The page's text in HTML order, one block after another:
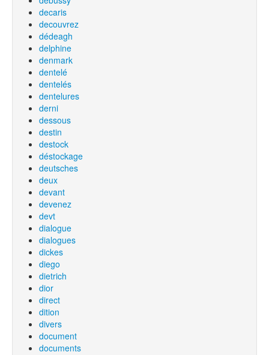
decaris
decouvrez
dédeagh
delphine
denmark
dentelé
dentelés
dentelures
derni
dessous
destin
destock
déstockage
deutsches
deux
devant
devenez
devt
dialogue
dialogues
dickes
diego
dietrich
dior
direct
dition
divers
document
documents